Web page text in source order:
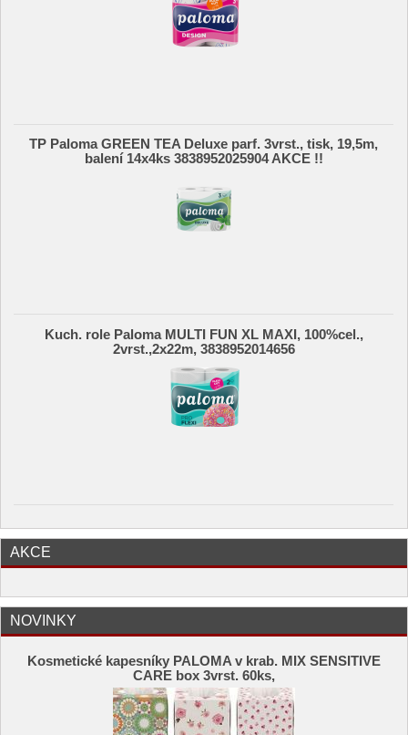
TP Paloma GREEN TEA Deluxe parf. 3vrst., tisk, 19,5m,
balení 14x4ks 3838952025904 AKCE !!
Kuch. role Paloma MULTI FUN XL MAXI, 100%cel.,
2vrst.,2x22m, 3838952014656
AKCE
NOVINKY
Kosmetické kapesníky PALOMA v krab. MIX SENSITIVE
CARE box 3vrst. 60ks,